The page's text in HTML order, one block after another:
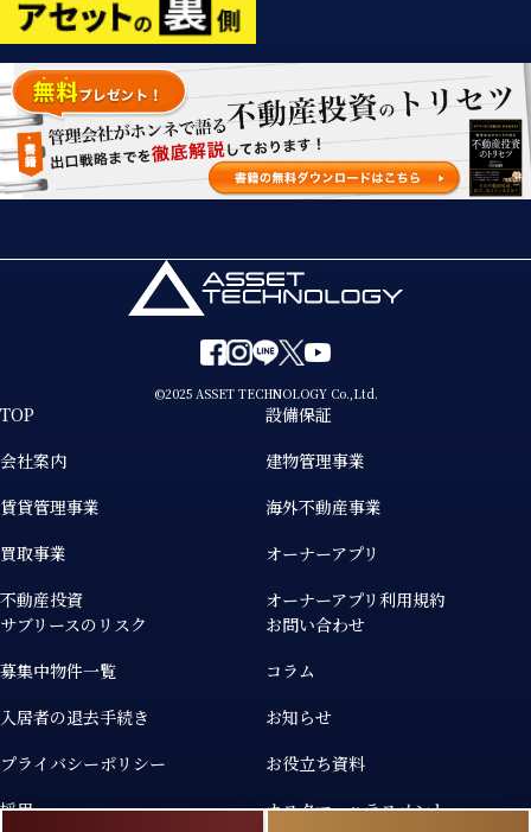
©2025 ASSET TECHNOLOGY Co.,Ltd.
TOP
会社案内
賃貸管理事業
買取事業
不動産投資
設備保証
建物管理事業
海外不動産事業
オーナーアプリ
オーナーアプリ利用規約
サブリースのリスク
募集中物件一覧
入居者の退去手続き
プライバシーポリシー
採用
お問い合わせ
コラム
お知らせ
お役立ち資料
カスタマーハラスメント